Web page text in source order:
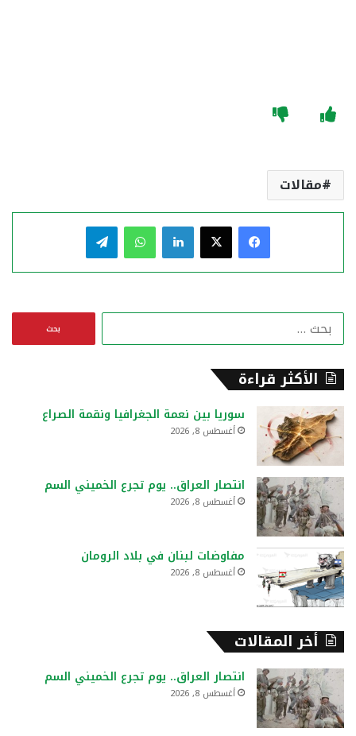
مقالات
فيسبوك لينكدإن واتساب
ن
الأكثر قراءة
سوريا بين نعمة الجغرافيا ونقمة الصراع
أغسطس 8, 2026
انتصار العراق.. يوم تجرع الخميني السم
أغسطس 8, 2026
مفاوضات لبنان في بلاد الرومان
أغسطس 8, 2026
أخر المقالات
انتصار العراق.. يوم تجرع الخميني السم
أغسطس 8, 2026